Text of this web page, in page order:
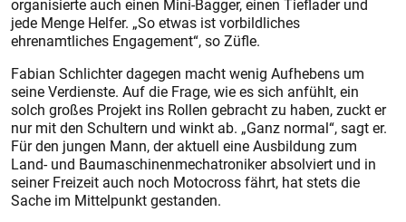
organisierte auch einen Mini-Bagger, einen Tieflader und
jede Menge Helfer. „So etwas ist vorbildliches
ehrenamtliches Engagement“, so Züfle.
Fabian Schlichter dagegen macht wenig Aufhebens um
seine Verdienste. Auf die Frage, wie es sich anfühlt, ein
solch großes Projekt ins Rollen gebracht zu haben, zuckt er
nur mit den Schultern und winkt ab. „Ganz normal“, sagt er.
Für den jungen Mann, der aktuell eine Ausbildung zum
Land- und Baumaschinenmechatroniker absolviert und in
seiner Freizeit auch noch Motocross fährt, hat stets die
Sache im Mittelpunkt gestanden.